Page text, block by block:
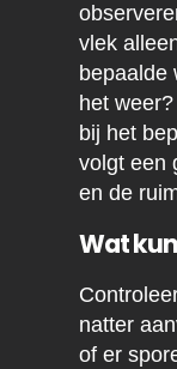
vlek
bepaalde
het
bij het
volgt een
en de
Wat
natter
of er